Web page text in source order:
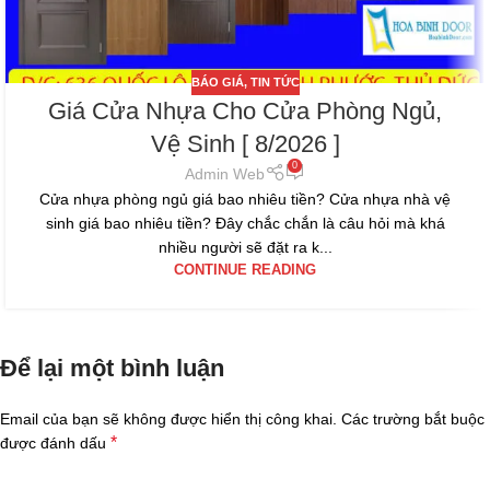
BÁO GIÁ, TIN TỨC
Giá Cửa Nhựa Cho Cửa Phòng Ngủ,
Vệ Sinh [ 8/2026 ]
Admin Web 0
Cửa nhựa phòng ngủ giá bao nhiêu tiền? Cửa nhựa nhà vệ
sinh giá bao nhiêu tiền? Đây chắc chắn là câu hỏi mà khá
nhiều người sẽ đặt ra k...
CONTINUE READING
Để lại một bình luận
Email của bạn sẽ không được hiển thị công khai. Các trường bắt buộc
được đánh dấu *